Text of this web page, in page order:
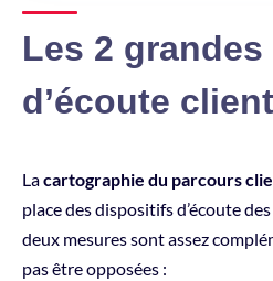
Les 2
d’écoute client
Lacartographie du parcours
place des dispositifs d’écoute
deux mesures sont assez
pas être opposées :